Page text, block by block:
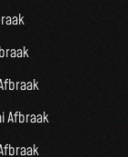
Afbraak